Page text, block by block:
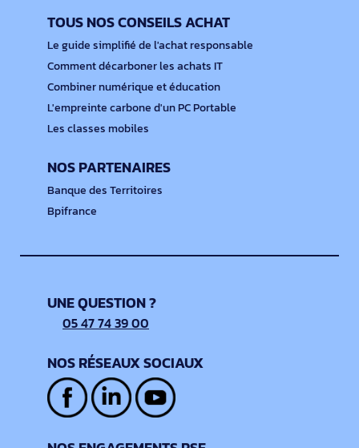
TOUS NOS CONSEILS ACHAT
Le guide simplifié de l'achat responsable
Comment décarboner les achats IT
Combiner numérique et éducation
L'empreinte carbone d'un PC Portable
Les classes mobiles
NOS PARTENAIRES
Banque des Territoires
Bpifrance
UNE QUESTION ?
05 47 74 39 00
NOS RÉSEAUX SOCIAUX